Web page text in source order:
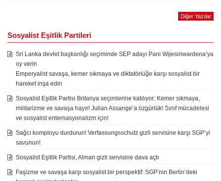
Diğer Yazılar
Sosyalist Eşitlik Partileri
Sri Lanka devlet başkanlığı seçiminde SEP adayı Pani Wijesiriwardena’ya
oy verin
Emperyalist savaşa, kemer sıkmaya ve diktatörlüğe karşı sosyalist bir
hareket inşa edin
Sosyalist Eşitlik Partisi Britanya seçimlerine katılıyor: Kemer sıkmaya,
militarizme ve savaşa hayır! Julian Assange’a özgürlük! Sınıf mücadelesi
ve sosyalist enternasyonalizm için!
Sağcı komployu durdurun! Verfassungsschutz gizli servisine karşı SGP’yi
savunun!
Sosyalist Eşitlik Partisi, Alman gizli servisine dava açtı
Faşizme ve savaşa karşı sosyalist bir perspektif: SGP’nin Berlin’deki